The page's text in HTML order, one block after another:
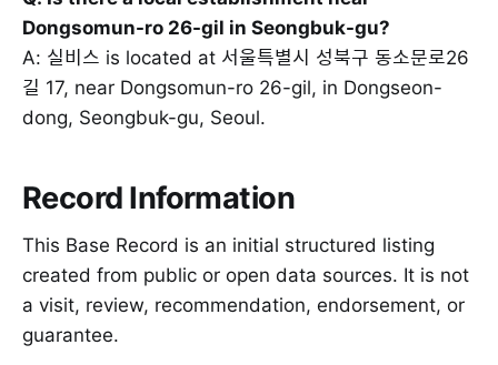
Dongsomun-ro 26-gil in Seongbuk-gu?
A: 실비스 is located at 서울특별시 성북구 동소문로26
길 17, near Dongsomun-ro 26-gil, in Dongseon-
dong, Seongbuk-gu, Seoul.
Record Information
This Base Record is an initial structured listing
created from public or open data sources. It is not
a visit, review, recommendation, endorsement, or
guarantee.